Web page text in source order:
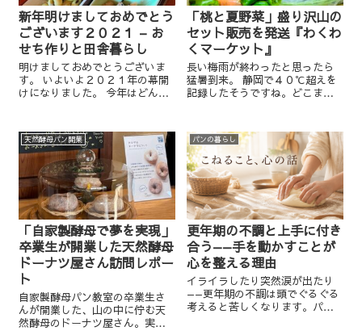
新年明けましておめでとう
ございます２０２１ – お
せち作りと田舎暮らし
明けましておめでとうございま
す。 いよいよ２０２１年の幕開
けになりました。 今年はどんな
全然変わらずの年末恒例の行事
でした。 ＊＊＊＊＊＊＊＊＊＊
＊＊＊＊ ...
「桃と夏野菜」盛り沢山の
セット販売を発送『わくわ
くマーケット』
長い梅雨が終わったと思ったら
猛暑到来。 静岡で４０℃超えを
記録したそうですね。どこまで
いですね。 さて、そんな最中、
山梨の桃はピークを迎えていま
す。 桃の販売、桃と夏野菜...
天然酵母パン開業
「自家製酵母で夢を実現」
卒業生が開業した天然酵母
ドーナツ屋さん訪問レポー
ト
自家製酵母パン教室の卒業生さ
んが開業した、山の中に佇む天
然酵母のドーナツ屋さん。実際
パンの暮らし
更年期の不調と上手に付き
合う——手を動かすことが
心を整える理由
イライラしたり突然涙が出たり
——更年期の不調は頭でぐるぐる
考えると苦しくなります。パン